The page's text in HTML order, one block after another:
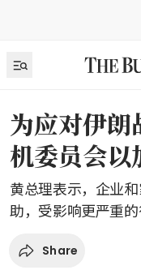
为应对伊
机委员会以
黄总理表示，企业
助，受影响更严重
Share